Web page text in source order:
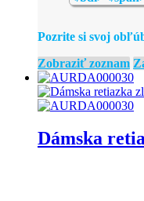
Pozrite si svoj
Zobraziť zoznam
Dámska